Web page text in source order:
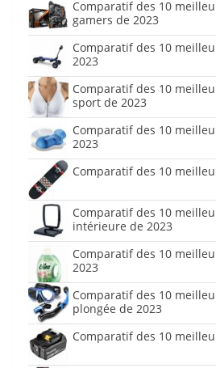
Comparatif des 10
gamers de 2023
Comparatif des 10
2023
Comparatif des 10
sport de 2023
Comparatif des 10
2023
Comparatif des 10
Comparatif des 10
intérieure de 2023
Comparatif des 10
2023
Comparatif des 10
plongée de 2023
Comparatif des 10